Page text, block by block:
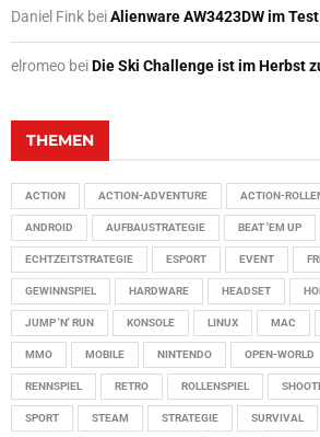
Daniel Fink beiAlienware AW3423DW im
elromeo beiDie Ski Challenge ist im Herbst
THEMEN
ACTION ACTION-ADVENTURE ACTION-
ANDROID AUFBAUSTRATEGIE BEAT 'EM UP
ECHTZEITSTRATEGIE ESPORT EVENT
GEWINNSPIEL HARDWARE HEADSET
JUMP 'N' RUN KONSOLE LINUX MAC
MMO MOBILE NINTENDO OPEN-WORLD
RENNSPIEL RETRO ROLLENSPIEL
SPORT STEAM STRATEGIE SURVIVAL